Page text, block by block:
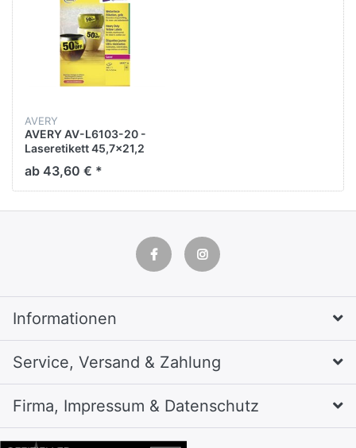
AVERY
AVERY AV-L6103-20 -
Laseretikett 45,7x21,2
mm, Gelb, 20 Blätter, 48
Etiketten pro Blatt
ab 43,60 € *
Informationen
Service, Versand & Zahlung
Firma, Impressum & Datenschutz